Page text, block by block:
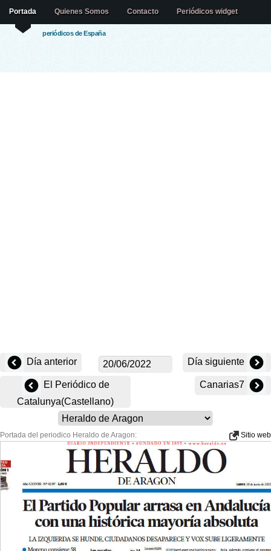
periódicos de España
Portada Quienes Somos Contacto Periódicos widget
Día anterior Día siguiente
El Periódico de
Catalunya(Castellano)
Canarias7
Portada del periodico Heraldo de Aragon: Sitio web